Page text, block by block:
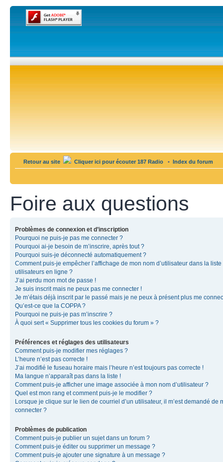
Retour au site Cliquer ici pour écouter 187 Radio • Index du forum
Foire aux questions
Problèmes de connexion et d’inscription
Pourquoi ne puis-je pas me connecter ?
Pourquoi ai-je besoin de m’inscrire, après tout ?
Pourquoi suis-je déconnecté automatiquement ?
Comment puis-je empêcher l’affichage de mon nom d’utilisateur dans la liste
utilisateurs en ligne ?
J’ai perdu mon mot de passe !
Je suis inscrit mais ne peux pas me connecter !
Je m’étais déjà inscrit par le passé mais je ne peux à présent plus me
Qu’est-ce que la COPPA ?
Pourquoi ne puis-je pas m’inscrire ?
À quoi sert « Supprimer tous les cookies du forum » ?
Préférences et réglages des utilisateurs
Comment puis-je modifier mes réglages ?
L’heure n’est pas correcte !
J’ai modifié le fuseau horaire mais l’heure n’est toujours pas correcte !
Ma langue n’apparaît pas dans la liste !
Comment puis-je afficher une image associée à mon nom d’utilisateur ?
Quel est mon rang et comment puis-je le modifier ?
Lorsque je clique sur le lien de courriel d’un utilisateur, il m’est demandé de
connecter ?
Problèmes de publication
Comment puis-je publier un sujet dans un forum ?
Comment puis-je éditer ou supprimer un message ?
Comment puis-je ajouter une signature à un message ?